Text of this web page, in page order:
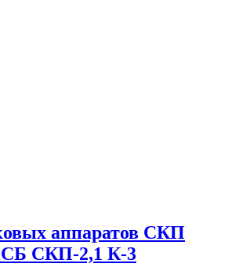
аппаратов СКП
СКП-2,1 К-3